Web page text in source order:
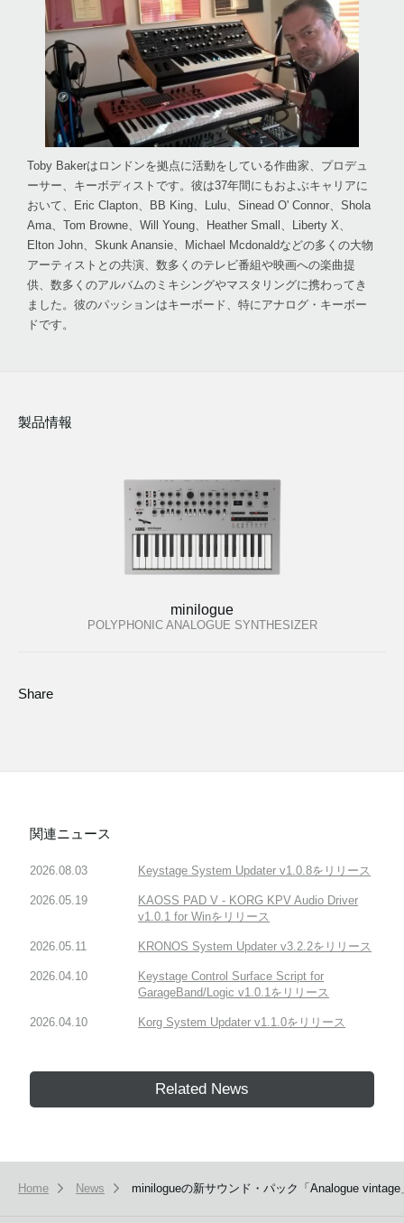
Toby Bakerはロンドンを拠点に活動をしている作曲家、プロデュ
ーサー、キーボディストです。彼は37年間にもおよぶキャリアに
おいて、Eric Clapton、BB King、Lulu、Sinead O' Connor、Shola
Ama、Tom Browne、Will Young、Heather Small、Liberty X、
Elton John、Skunk Anansie、Michael Mcdonaldなどの多くの大物
アーティストとの共演、数多くのテレビ番組や映画への楽曲提
供、数多くのアルバムのミキシングやマスタリングに携わってき
ました。彼のパッションはキーボード、特にアナログ・キーボー
ドです。
製品情報
minilogue
POLYPHONIC ANALOGUE SYNTHESIZER
Share
関連ニュース
2026.08.03 Keystage System Updater v1.0.8をリリース
2026.05.19
KAOSS PAD V - KORG KPV Audio Driver
v1.0.1 for Winをリリース
2026.05.11 KRONOS System Updater v3.2.2をリリース
2026.04.10
Keystage Control Surface Script for
GarageBand/Logic v1.0.1をリリース
2026.04.10 Korg System Updater v1.1.0をリリース
Related News
Home News minilogueの新サウンド・パック「Analogue